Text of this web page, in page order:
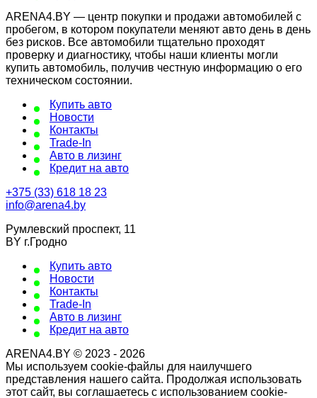
ARENA4.BY — центр покупки и продажи автомобилей с
пробегом, в котором покупатели меняют авто день в день
без рисков. Все автомобили тщательно проходят
проверку и диагностику, чтобы наши клиенты могли
купить автомобиль, получив честную информацию о его
техническом состоянии.
Купить авто
Новости
Контакты
Trade-In
Авто в лизинг
Кредит на авто
+375 (33) 618 18 23
info@arena4.by
Румлевский проспект, 11
BY г.Гродно
Купить авто
Новости
Контакты
Trade-In
Авто в лизинг
Кредит на авто
ARENA4.BY © 2023 - 2026
Мы используем cookie-файлы для наилучшего
представления нашего сайта. Продолжая использовать
этот сайт, вы соглашаетесь с использованием cookie-